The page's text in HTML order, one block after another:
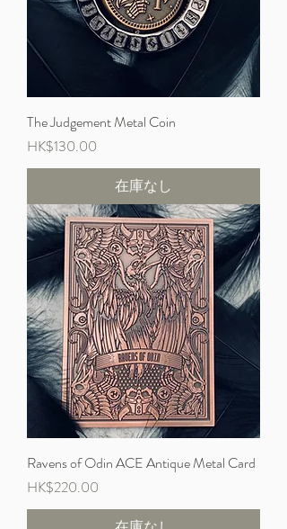
The Judgement Metal Coin
価格
HK$130.00
在庫なし
Ravens of Odin ACE Antique Metal Card
価格
HK$220.00